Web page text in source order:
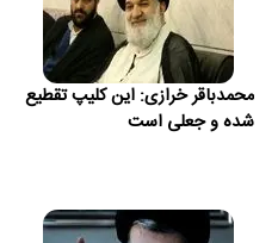
محمدباقر خرازی: این کلیپ تقطیع
شده و جعلی است